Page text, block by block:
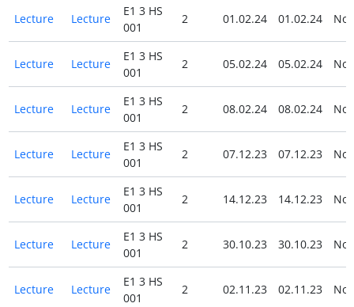
Lecture Lecture
E1 3 HS
001
2 01.02.24 01.02.24 No
Lecture Lecture
E1 3 HS
001
2 05.02.24 05.02.24 No
Lecture Lecture
E1 3 HS
001
2 08.02.24 08.02.24 No
Lecture Lecture
E1 3 HS
001
2 07.12.23 07.12.23 No
Lecture Lecture
E1 3 HS
001
2 14.12.23 14.12.23 No
Lecture Lecture
E1 3 HS
001
2 30.10.23 30.10.23 No
Lecture Lecture
E1 3 HS
001
2 02.11.23 02.11.23 No